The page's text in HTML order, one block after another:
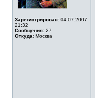
Зарегистрирован: 04.07.2007
21:32
Сообщения: 27
Откуда: Москва